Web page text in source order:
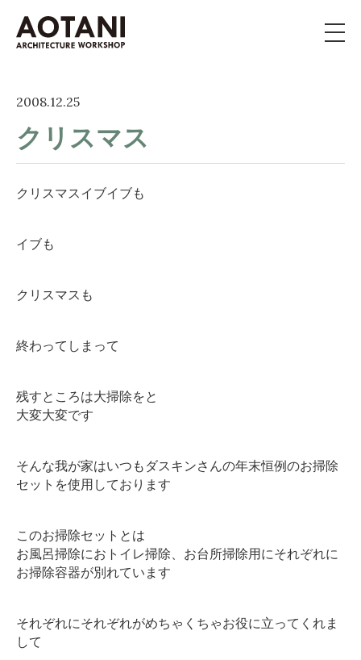
新築・移住・別荘・
お考えの方へ
施工事例
イベント
よくある質問
ライブラリー
お客様の声
会社案内
お問い合わせ
2008.12.25
クリスマス
クリスマスイブイブも
イブも
クリスマスも
終わってしまって
残すところは大掃除をと
大変大変です
そんな我が家はいつもダスキンさんの年末恒例のお掃除
セットを使用しております
このお掃除セットとは
お風呂掃除におトイレ掃除、お台所掃除用にそれぞれに
お掃除容器が別れています
それぞれにそれぞれがめちゃくちゃお役に立ってくれま
して